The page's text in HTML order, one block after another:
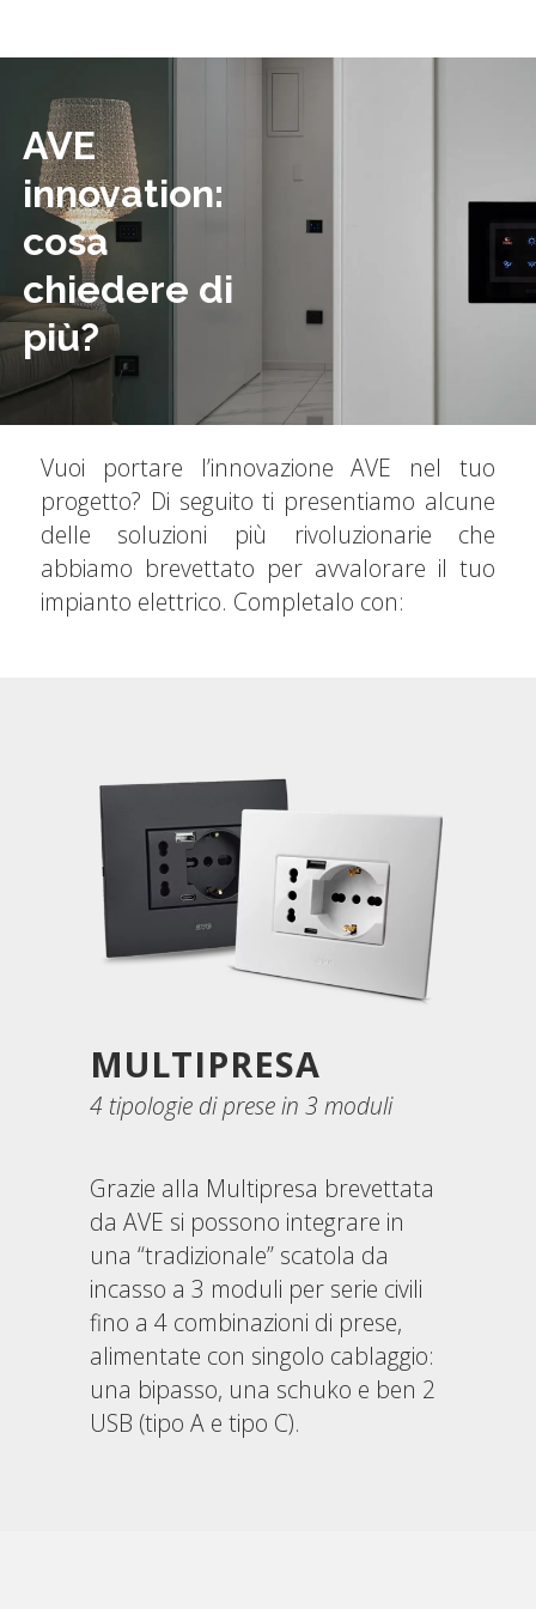
AVE
innovation:
cosa
chiedere di
più?
Vuoi portare l’innovazione AVE nel tuo
progetto? Di seguito ti presentiamo alcune
delle soluzioni più rivoluzionarie che
abbiamo brevettato per avvalorare il tuo
impianto elettrico. Completalo con:
MULTIPRESA
4 tipologie di prese in 3 moduli
Grazie alla Multipresa brevettata
da AVE si possono integrare in
una “tradizionale” scatola da
incasso a 3 moduli per serie civili
fino a 4 combinazioni di prese,
alimentate con singolo cablaggio:
una bipasso, una schuko e ben 2
USB (tipo A e tipo C).